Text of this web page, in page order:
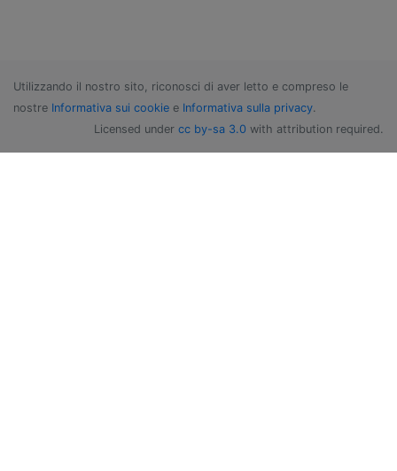
Utilizzando il nostro sito, riconosci di aver letto e compreso le
nostre Informativa sui cookie e Informativa sulla privacy.
Licensed under cc by-sa 3.0 with attribution required.